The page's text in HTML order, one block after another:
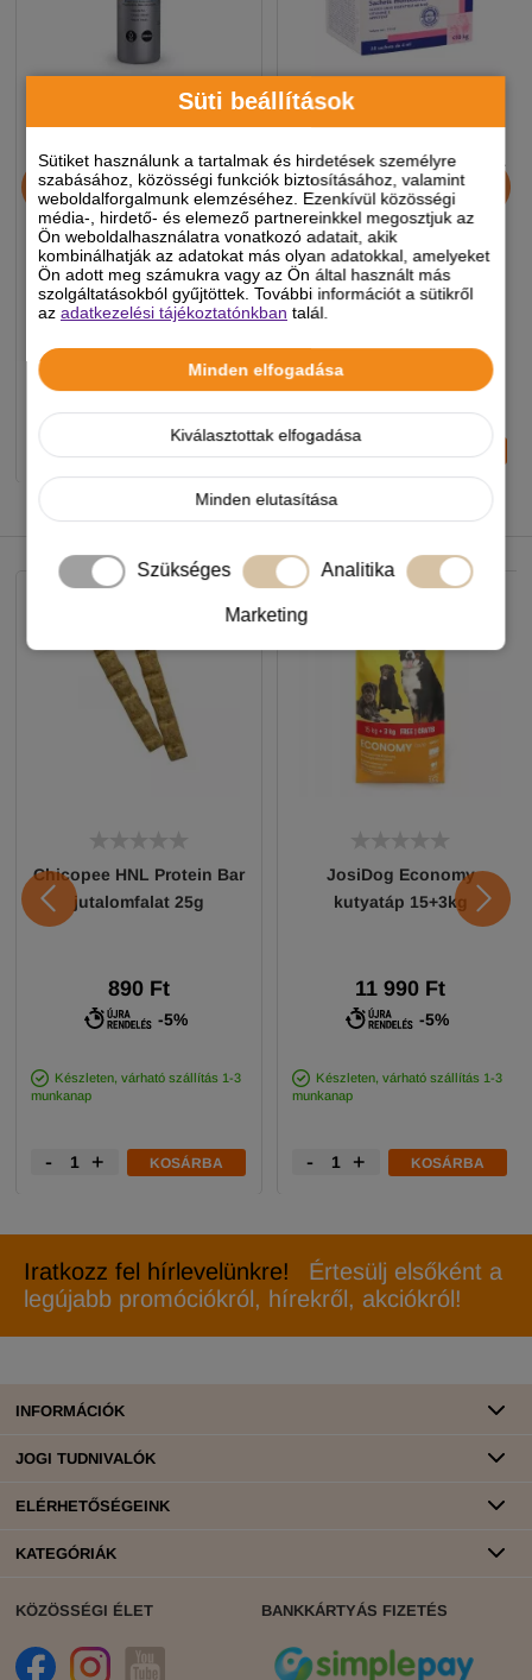
Süti beállítások
Sütiket használunk a tartalmak és hirdetések személyre
szabásához, közösségi funkciók biztosításához, valamint
weboldalforgalmunk elemzéséhez. Ezenkívül közösségi
média-, hirdető- és elemező partnereinkkel megosztjuk az
Ön weboldalhasználatra vonatkozó adatait, akik
kombinálhatják az adatokat más olyan adatokkal, amelyeket
Ön adott meg számukra vagy az Ön által használt más
szolgáltatásokból gyűjtöttek. További információt a sütikről
azadatkezelési tájékoztatónkban talál.
Minden elfogadása
Kiválasztottak elfogadása
Minden elutasítása
Szükséges Analitika
Marketing
Aptus Omega 250 ml
8 990 Ft
-5%
Készleten, várható szállítás 1-3
munkanap
+
Megaderm kondicionáló 4
ml 28x
6 490 Ft
Készleten, várható szállítás 1-3
- + KOSÁRBA
Chicopee HNL Protein Bar
jutalomfalat 25g
890 Ft
-5%
Készleten, várható szállítás 1-3
munkanap
- + KOSÁRBA
JosiDog Economy
kutyatáp 15+3kg
11 990 Ft
-5%
Készleten, várható szállítás 1-3
munkanap
- + KOSÁRBA
Iratkozz fel hírlevelünkre!
Értesülj elsőként a
legújabb promóciókról, hírekről, akciókról!
INFORMÁCIÓK
JOGI TUDNIVALÓK
ELÉRHETŐSÉGEINK
KATEGÓRIÁK
KÖZÖSSÉGI ÉLET BANKKÁRTYÁS FIZETÉS